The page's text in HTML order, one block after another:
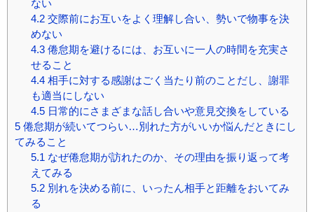
ない
4.2交際前にお互いをよく理解し合い、勢いで物事を決
めない
4.3倦怠期を避けるには、お互いに一人の時間を充実さ
せること
4.4相手に対する感謝はごく当たり前のことだし、謝罪
も適当にしない
4.5日常的にさまざまな話し合いや意見交換をしている
5 倦怠期が続いてつらい…別れた方がいいか悩んだときにし
てみること
5.1 なぜ倦怠期が訪れたのか、その理由を振り返って考
えてみる
5.2別れを決める前に、いったん相手と距離をおいてみ
る